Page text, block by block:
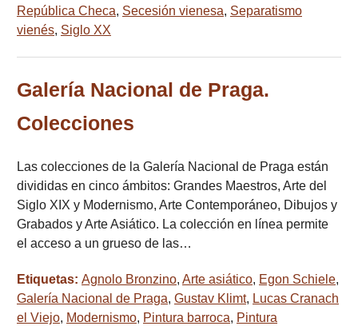
República Checa, Secesión vienesa, Separatismo
vienés, Siglo XX
Galería Nacional de Praga.
Colecciones
Las colecciones de la Galería Nacional de Praga están
divididas en cinco ámbitos: Grandes Maestros, Arte del
Siglo XIX y Modernismo, Arte Contemporáneo, Dibujos y
Grabados y Arte Asiático. La colección en línea permite
el acceso a un grueso de las…
Etiquetas: Agnolo Bronzino, Arte asiático, Egon Schiele,
Galería Nacional de Praga, Gustav Klimt, Lucas Cranach
el Viejo, Modernismo, Pintura barroca, Pintura